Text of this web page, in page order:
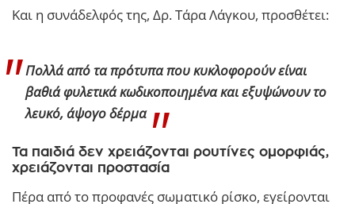
Και η συνάδελφός της, Δρ. Τάρα Λάγκου, προσθέτει:
Πολλά από τα πρότυπα που κυκλοφορούν είναι
βαθιά φυλετικά κωδικοποιημένα και εξυψώνουν το
λευκό, άψογο δέρμα
Τα παιδιά δεν χρειάζονται ρουτίνες ομορφιάς,
χρειάζονται προστασία
Πέρα από το προφανές σωματικό ρίσκο, εγείρονται